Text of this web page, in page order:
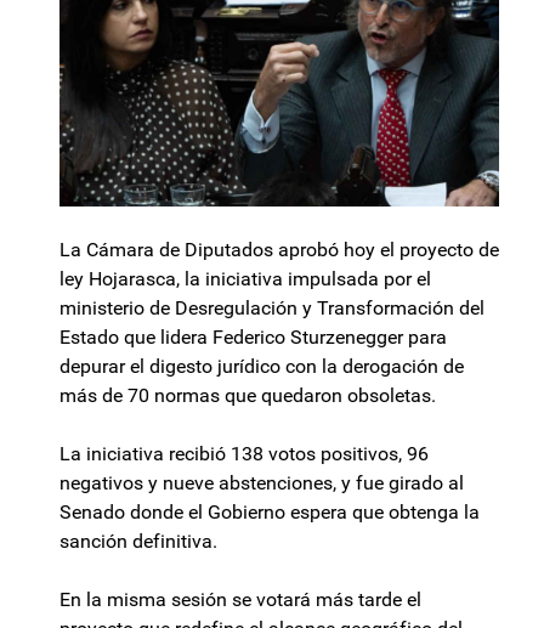
La Cámara de Diputados aprobó hoy el proyecto de
ley Hojarasca, la iniciativa impulsada por el
ministerio de Desregulación y Transformación del
Estado que lidera Federico Sturzenegger para
depurar el digesto jurídico con la derogación de
más de 70 normas que quedaron obsoletas.
La iniciativa recibió 138 votos positivos, 96
negativos y nueve abstenciones, y fue girado al
Senado donde el Gobierno espera que obtenga la
sanción definitiva.
En la misma sesión se votará más tarde el